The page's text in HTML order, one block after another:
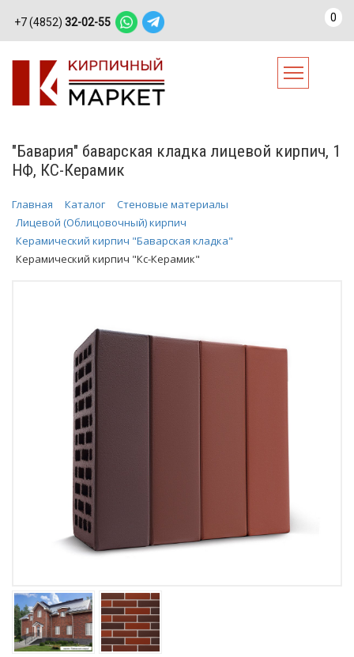
+7 (4852) 32-02-55 0
"Бавария" баварская кладка лицевой кирпич, 1
НФ, КС-Керамик
Главная Каталог
Стеновые материалы
Лицевой (Облицовочный) кирпич
Керамический кирпич "Баварская кладка"
Керамический кирпич "Кс-Керамик"